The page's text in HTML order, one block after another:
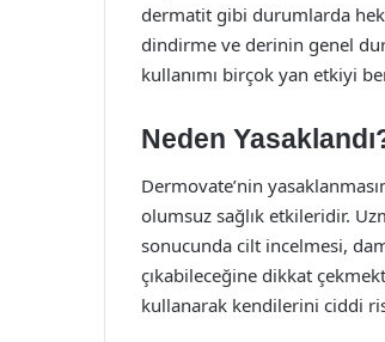
dermatit gibi durumlarda
dindirme ve derinin genel
kullanımı birçok yan etkiyi
Neden
Dermovate’nin
olumsuz sağlık etkileridir.
sonucunda cilt incelmesi,
çıkabileceğine dikkat
kullanarak kendilerini ciddi